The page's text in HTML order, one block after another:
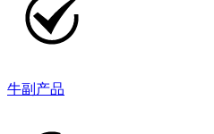
牛副产品